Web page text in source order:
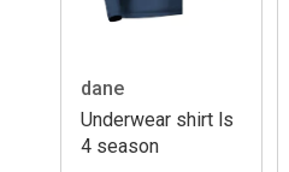
dane
Underwear shirt ls
4 season